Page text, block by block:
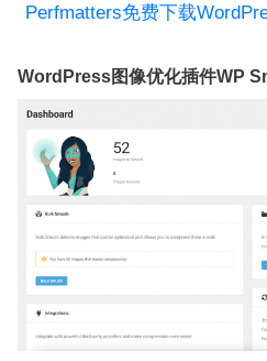
Perfmatters免费下载
WordPress图像优化插件WP